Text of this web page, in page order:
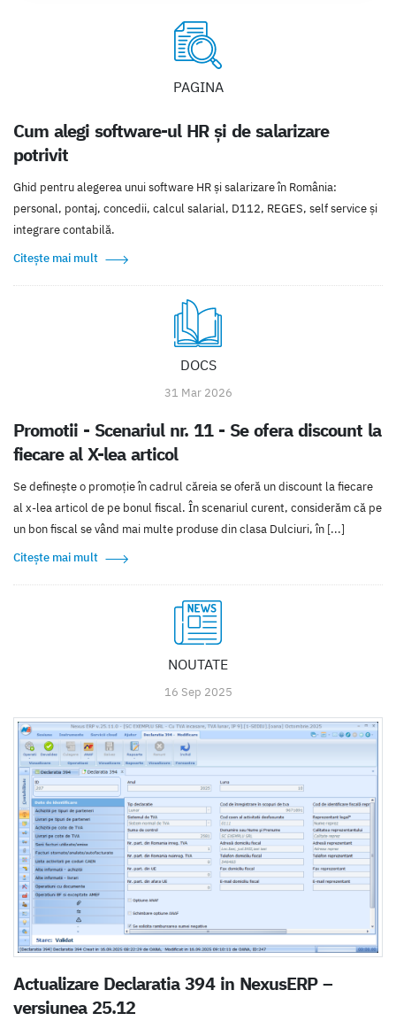
PAGINA
Cum alegi software-ul HR și de salarizare
potrivit
Ghid pentru alegerea unui software HR și salarizare în România:
personal, pontaj, concedii, calcul salarial, D112, REGES, self service și
integrare contabilă.
Citește mai mult
DOCS
31 Mar 2026
Promotii - Scenariul nr. 11 - Se ofera discount la
fiecare al X-lea articol
Se defineşte o promoţie în cadrul căreia se oferă un discount la fiecare
al x-lea articol de pe bonul fiscal. În scenariul curent, considerăm că pe
un bon fiscal se vând mai multe produse din clasa Dulciuri, în [...]
Citește mai mult
NOUTATE
16 Sep 2025
Actualizare Declaratia 394 in NexusERP –
versiunea 25.12